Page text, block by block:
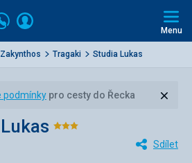
Volejte
226
000
284
Přihlásit
Menu
Zakynthos Tragaki Studia Lukas
podmínky pro cesty do Řecka
Hodnocení:
Sdílet